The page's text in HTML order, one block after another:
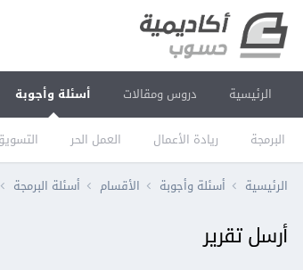
الرئيسية دروس ومقالات أسئلة وأجوبة
البرمجة ريادة الأعمال العمل الحر
الرئيسية أسئلة وأجوبة الأقسام أسئلة البرمجة
أرسل تقرير